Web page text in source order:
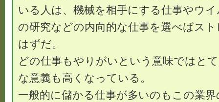
いる人は、機械を相手にする仕事やウ
の研究などの内向的な仕事を選べばス
はずだ。
どの仕事もやりがいという意味ではと
な意義も高くなっている。
一般的に儲かる仕事が多いのもこの業